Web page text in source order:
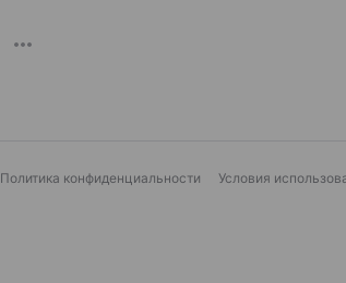
Политика конфиденциальности Условия